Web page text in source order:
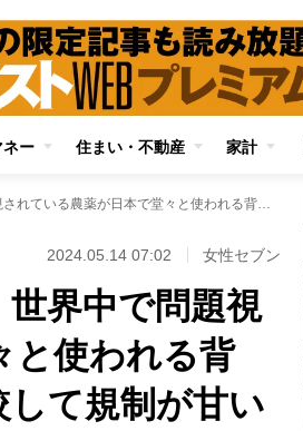
ネー 住まい・不動産 家計
【国産食品の不都合な真実】世界中で問題視されている農薬が日本で堂々と使われる背景 食品添加物も世界と比較して規制が甘い現実
2024.05.14 07:02 女性セブン
世界中で問題視
と使われる背
て規制が甘い